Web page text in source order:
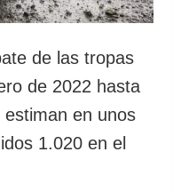
SERVICIOS
Suscripción
Banco de
imágenes
de las tropas
de 2022 hasta
en unos
1.020 en el